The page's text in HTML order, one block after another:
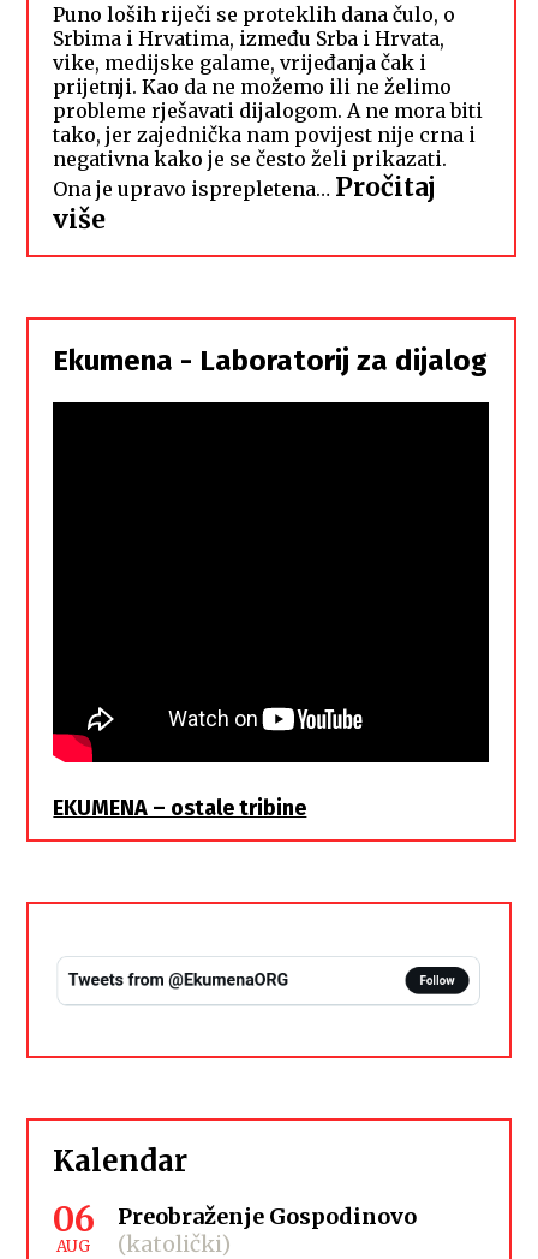
Puno loših riječi se proteklih dana čulo, o
Srbima i Hrvatima, između Srba i Hrvata,
vike, medijske galame, vrijeđanja čak i
prijetnji. Kao da ne možemo ili ne želimo
probleme rješavati dijalogom. A ne mora biti
tako, jer zajednička nam povijest nije crna i
negativna kako je se često želi prikazati.
Ona je upravo isprepletena… Pročitaj
više:
Hrvati
Srbi,
istorodna
braća
Ekumena - Laboratorij za dijalog
EKUMENA – ostale tribine
Kalendar
06
AUG
Preobraženje Gospodinovo
(katolički)